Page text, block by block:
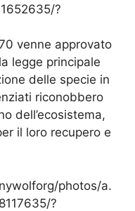
?
venne approvato
legge principale
delle specie in
riconobbero
dell’ecosistema,
il loro recupero e
photos/a.
?